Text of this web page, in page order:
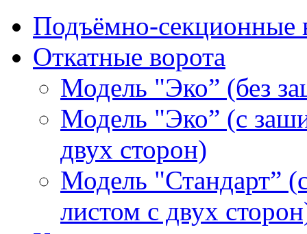
Подъёмно-секционные
Откатные ворота
Модель "Эко” (без
Модель "Эко” (с
двух сторон)
Модель "Стандарт”
листом с двух